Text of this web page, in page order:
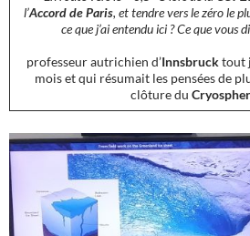
l’Accord de Paris, et tendre vers le zéro le
ce que j’ai entendu ici ? Ce que vous
professeur autrichien d’Innsbrucktout
mois et qui résumait les pensées de
clôture du